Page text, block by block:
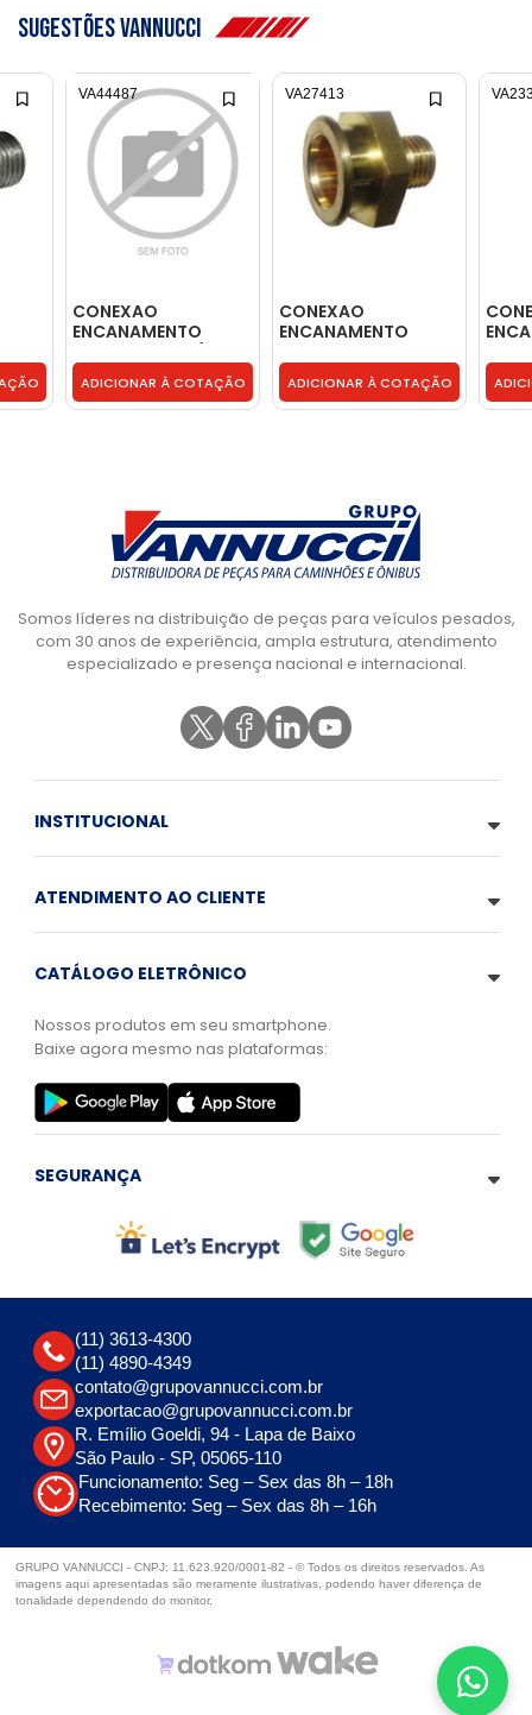
Sugestões Vannucci
CONEXAO
ENCANAMENTO
1.5) - 2T2201156H
ADICIONAR À COTAÇÃO
VA44487
CONEXAO
ENCANAMENTO
(14 X 1.5) - 2R0201156
ADICIONAR À COTAÇÃO
VA27413
Somos líderes na distribuição de peças para veículos pesados,
com 30 anos de experiência, ampla estrutura, atendimento
especializado e presença nacional e internacional.
INSTITUCIONAL
ATENDIMENTO AO CLIENTE
CATÁLOGO ELETRÔNICO
Nossos produtos em seu smartphone.
Baixe agora mesmo nas plataformas:
SEGURANÇA
(11) 3613-4300
(11) 4890-4349
contato@grupovannucci.com.br
exportacao@grupovannucci.com.br
R. Emílio Goeldi, 94 - Lapa de Baixo
São Paulo - SP, 05065-110
Funcionamento: Seg – Sex das 8h – 18h
Recebimento: Seg – Sex das 8h – 16h
GRUPO VANNUCCI - CNPJ: 11.623.920/0001-82 - © Todos os direitos reservados. As
imagens aqui apresentadas são meramente ilustrativas, podendo haver diferença de
tonalidade dependendo do monitor.